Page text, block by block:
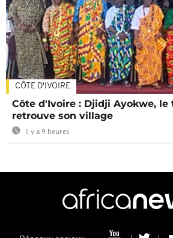
CÔTE D'IVOIRE
Côte d'Ivoire : Djidji Ayokwe,
retrouve son village
Il y a 9 heures